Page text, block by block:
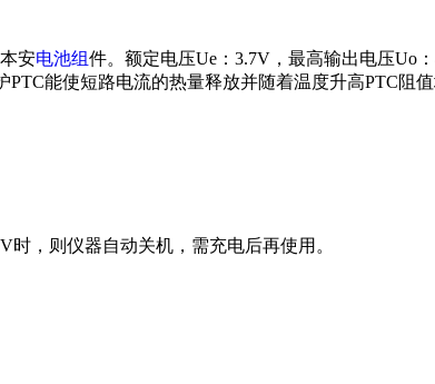
安电池组件。额定电压Ue：3.7V，最高输出电压Uo
能使短路电流的热量释放并随着温度升高PTC阻
，则仪器自动关机，需充电后再使用。